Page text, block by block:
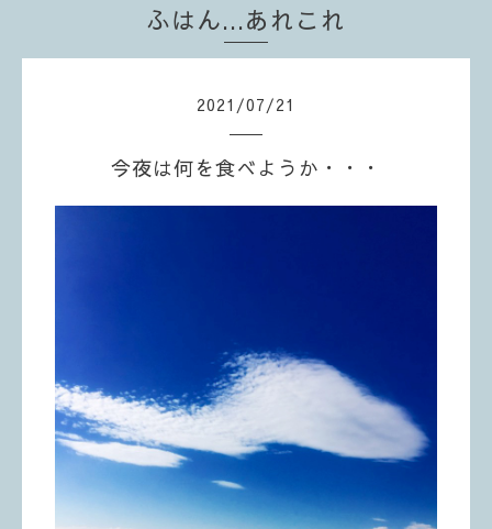
ふはん...あれこれ
2021 /07/21
今夜は何を食べようか・・・